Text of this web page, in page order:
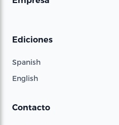
Ediciones
Spanish
English
Contacto